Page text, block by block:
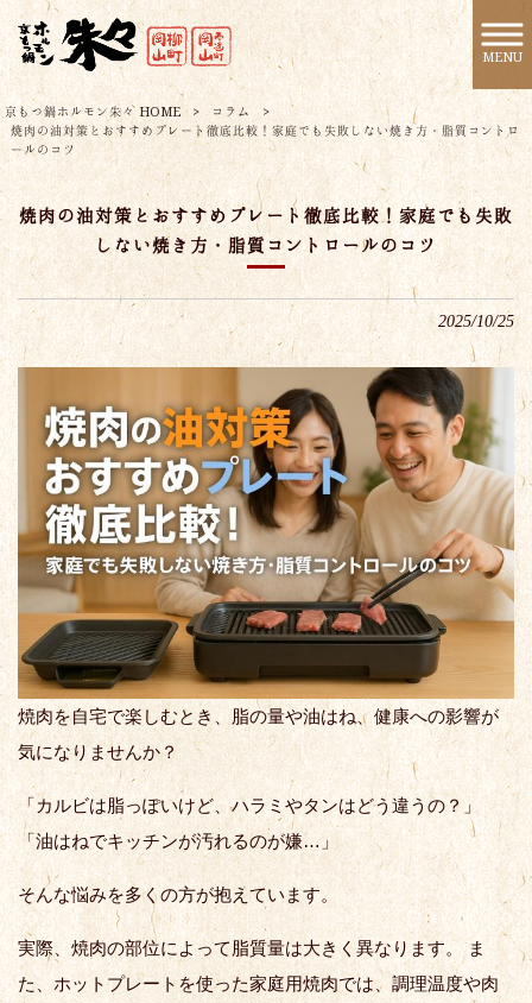
MENU
京もつ鍋ホルモン朱々 HOME > コラム
>
焼肉の油対策とおすすめプレート徹底比較！家庭でも失敗しない焼き方・脂質コントロ
ールのコツ
焼肉の油対策とおすすめプレート徹底比較！家庭でも失敗
しない焼き方・脂質コントロールのコツ
2025/10/25
焼肉を自宅で楽しむとき、脂の量や油はね、健康への影響が
気になりませんか？
「カルビは脂っぽいけど、ハラミやタンはどう違うの？」
「油はねでキッチンが汚れるのが嫌…」
そんな悩みを多くの方が抱えています。
実際、焼肉の部位によって脂質量は大きく異なります。 ま
た、ホットプレートを使った家庭用焼肉では、調理温度や肉